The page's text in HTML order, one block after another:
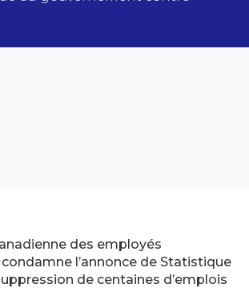
des employés
l’annonce de Statistique
de centaines d’emplois